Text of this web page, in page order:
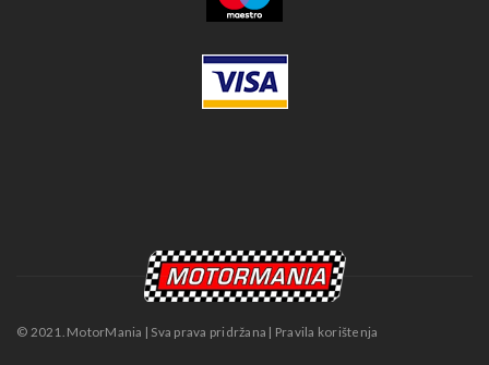
© 2021. MotorMania | Sva prava pridržana | Pravila korištenja